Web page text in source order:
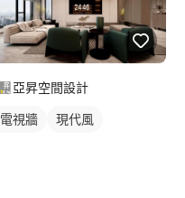
亞昇空間設計
電視牆 現代風